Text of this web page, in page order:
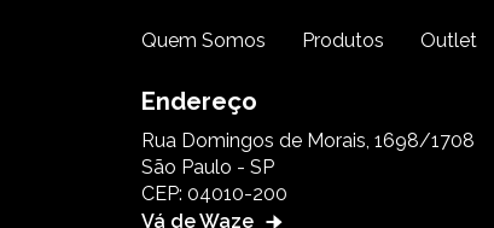
Quem Somos Produtos Outlet
Endereço
Rua Domingos de Morais, 1698/1708
São Paulo - SP
CEP: 04010-200
Vá de Waze